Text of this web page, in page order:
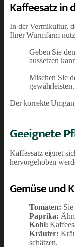
Kaffeesatz in
In der Vermikultur,
Ihrer Wurmfarm
Geben Sie
aussetzen
Mischen Sie
gewährleisten.
Der korrekte
Geeignete
Kaffeesatz eignet
hervorgehoben
Gemüse und
Tomaten:
Paprika:
Kohl:
Kräuter:
schätzen.